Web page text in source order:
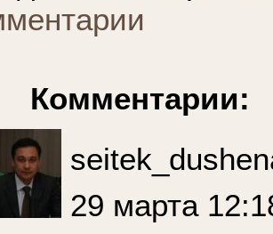
Комментарии:
29 марта